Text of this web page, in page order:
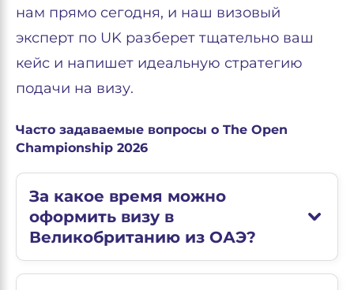
нам прямо сегодня, и наш визовый
эксперт по UK разберет тщательно ваш
кейс и напишет идеальную стратегию
подачи на визу.
Часто задаваемые вопросы о The Open
Championship 2026
За какое время можно
оформить визу в
Великобританию из ОАЭ?